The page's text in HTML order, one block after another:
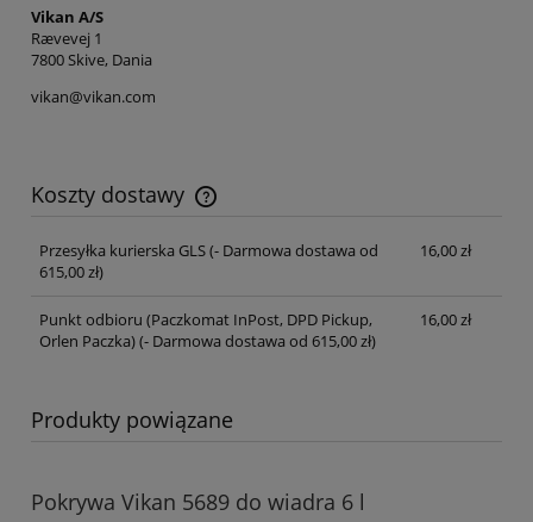
Vikan A/S
Rævevej 1
7800 Skive, Dania
vikan@vikan.com
Koszty dostawy
Cena nie zawiera ewentualnych kosztów płatności
Przesyłka kurierska GLS(- Darmowa dostawa od
615,00 zł)
16,00 zł
Punkt odbioru (Paczkomat InPost, DPD Pickup,
Orlen Paczka)(- Darmowa dostawa od 615,00 zł)
16,00 zł
Produkty powiązane
Pokrywa Vikan 5689 do wiadra 6 l